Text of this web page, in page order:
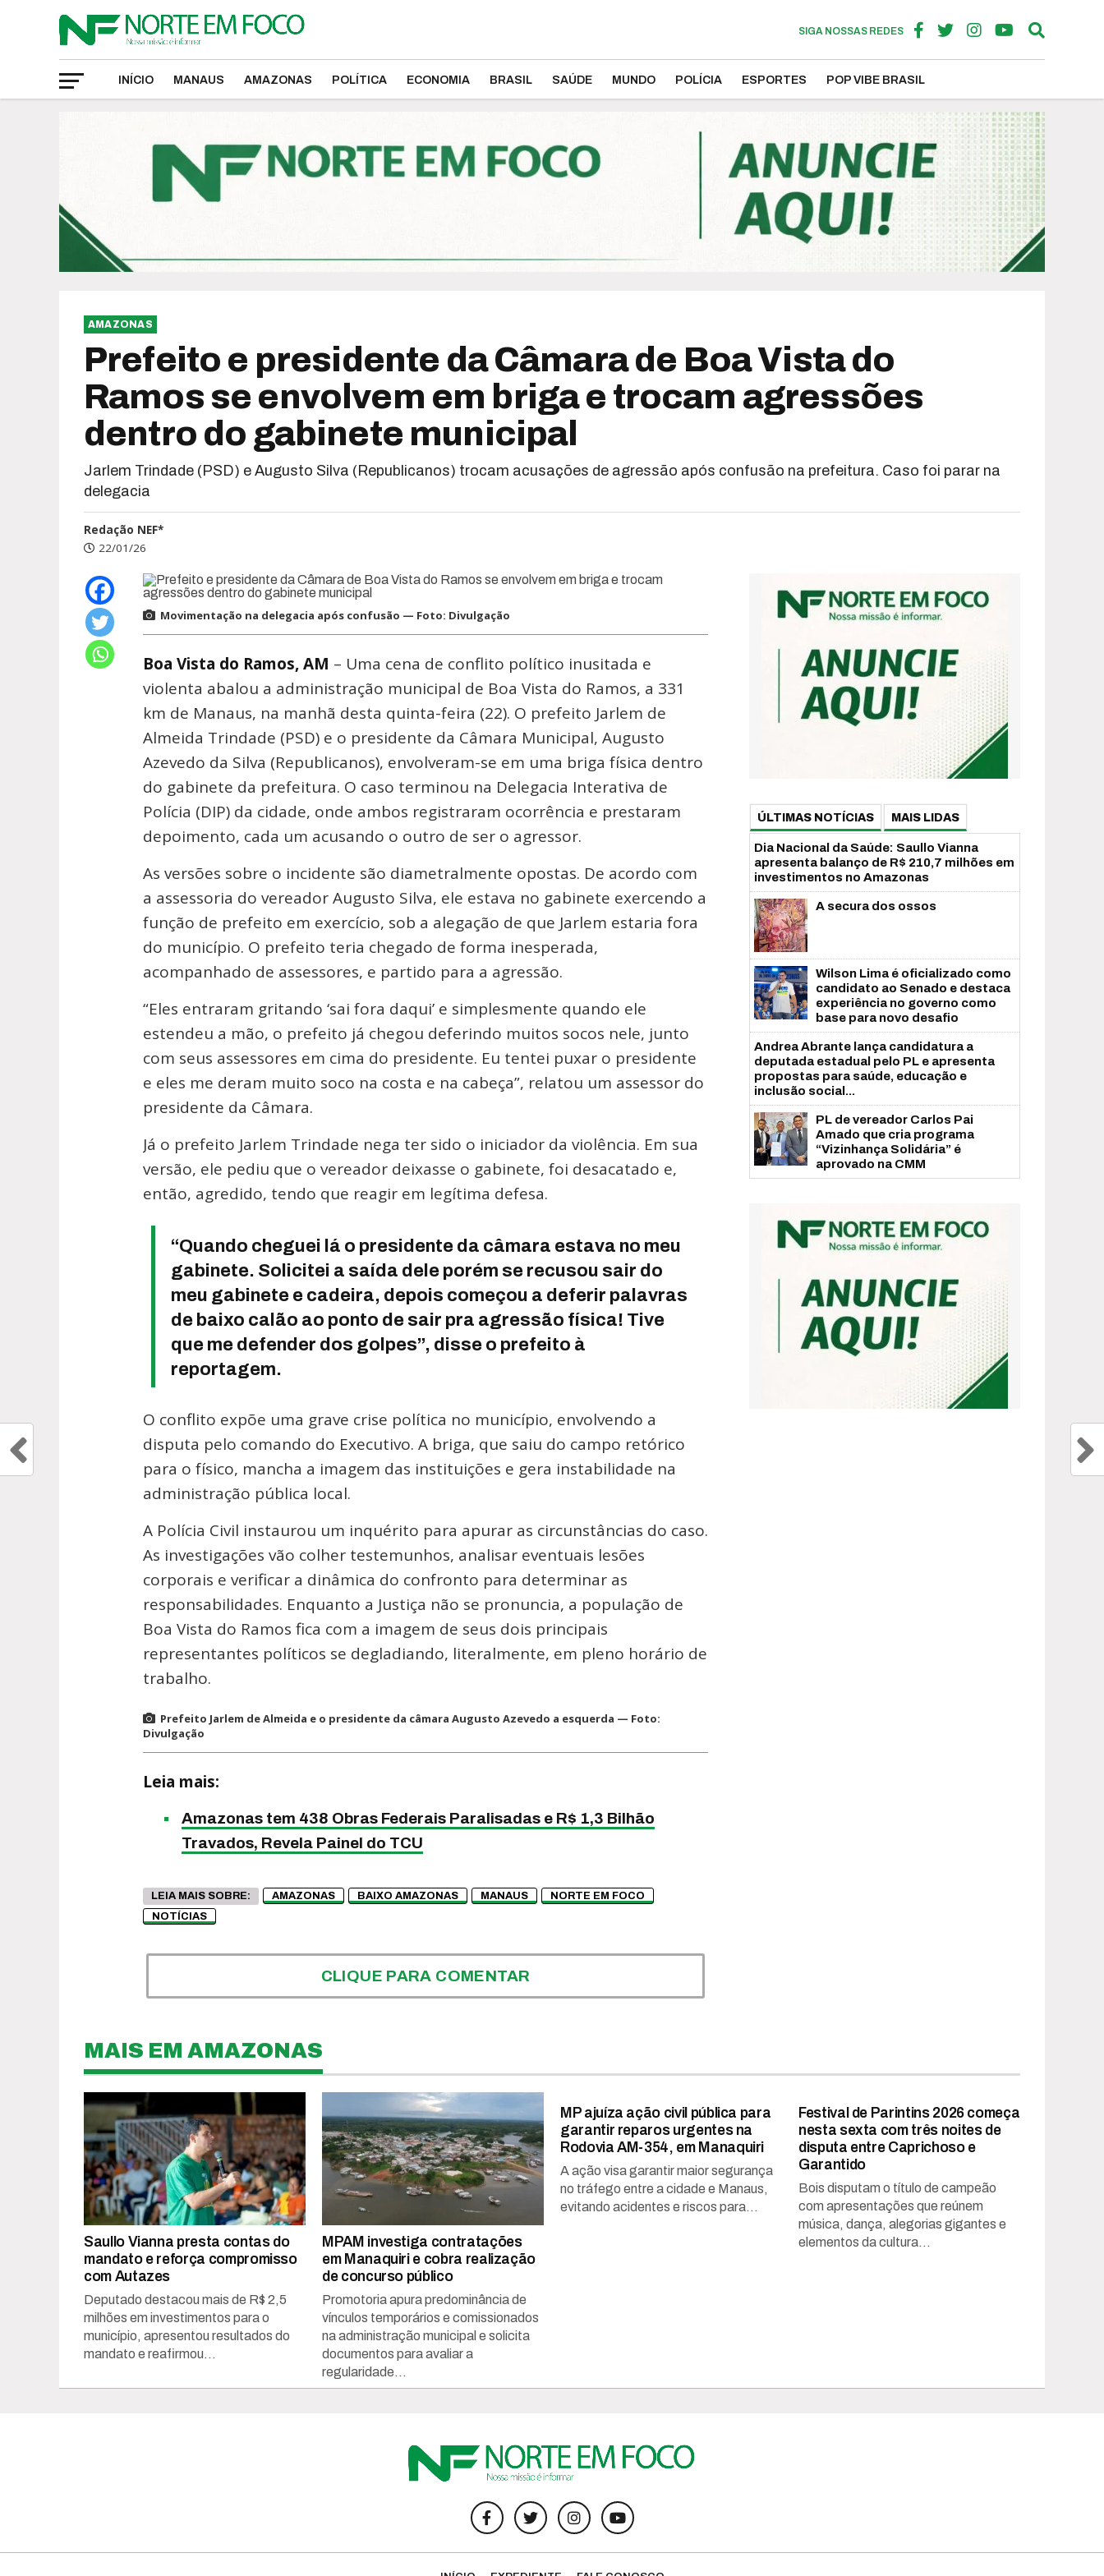
SIGA NOSSAS REDES
INÍCIO MANAUS AMAZONAS POLÍTICA ECONOMIA BRASIL SAÚDE MUNDO POLÍCIA ESPORTES POP VIBE BRASIL
AMAZONAS
Prefeito e presidente da Câmara de Boa Vista do
Ramos se envolvem em briga e trocam agressões
dentro do gabinete municipal
Jarlem Trindade (PSD) e Augusto Silva (Republicanos) trocam acusações de agressão após confusão na prefeitura. Caso foi parar na
delegacia
Redação NEF*
22/01/26
Movimentação na delegacia após confusão — Foto: Divulgação
Boa Vista do Ramos, AM – Uma cena de conflito político inusitada e
violenta abalou a administração municipal de Boa Vista do Ramos, a 331
km de Manaus, na manhã desta quinta-feira (22). O prefeito Jarlem de
Almeida Trindade (PSD) e o presidente da Câmara Municipal, Augusto
Azevedo da Silva (Republicanos), envolveram-se em uma briga física dentro
do gabinete da prefeitura. O caso terminou na Delegacia Interativa de
Polícia (DIP) da cidade, onde ambos registraram ocorrência e prestaram
depoimento, cada um acusando o outro de ser o agressor.
As versões sobre o incidente são diametralmente opostas. De acordo com
a assessoria do vereador Augusto Silva, ele estava no gabinete exercendo a
função de prefeito em exercício, sob a alegação de que Jarlem estaria fora
do município. O prefeito teria chegado de forma inesperada,
acompanhado de assessores, e partido para a agressão.
“Eles entraram gritando ‘sai fora daqui’ e simplesmente quando ele
estendeu a mão, o prefeito já chegou deferindo muitos socos nele, junto
com seus assessores em cima do presidente. Eu tentei puxar o presidente
e eles me deram muito soco na costa e na cabeça”, relatou um assessor do
presidente da Câmara.
Já o prefeito Jarlem Trindade nega ter sido o iniciador da violência. Em sua
versão, ele pediu que o vereador deixasse o gabinete, foi desacatado e,
então, agredido, tendo que reagir em legítima defesa.
“Quando cheguei lá o presidente da câmara estava no meu
gabinete. Solicitei a saída dele porém se recusou sair do
meu gabinete e cadeira, depois começou a deferir palavras
de baixo calão ao ponto de sair pra agressão física! Tive
que me defender dos golpes”, disse o prefeito à
reportagem.
O conflito expõe uma grave crise política no município, envolvendo a
disputa pelo comando do Executivo. A briga, que saiu do campo retórico
para o físico, mancha a imagem das instituições e gera instabilidade na
administração pública local.
A Polícia Civil instaurou um inquérito para apurar as circunstâncias do caso.
As investigações vão colher testemunhos, analisar eventuais lesões
corporais e verificar a dinâmica do confronto para determinar as
responsabilidades. Enquanto a Justiça não se pronuncia, a população de
Boa Vista do Ramos fica com a imagem de seus dois principais
representantes políticos se degladiando, literalmente, em pleno horário de
trabalho.
Prefeito Jarlem de Almeida e o presidente da câmara Augusto Azevedo a esquerda — Foto:
Divulgação
Leia mais:
Amazonas tem 438 Obras Federais Paralisadas e R$ 1,3 Bilhão
Travados, Revela Painel do TCU
LEIA MAIS SOBRE: AMAZONAS BAIXO AMAZONAS MANAUS
NORTE EM FOCO
NOTÍCIAS
CLIQUE PARA COMENTAR
ÚLTIMAS NOTÍCIAS MAIS LIDAS
Dia Nacional da Saúde: Saullo Vianna
apresenta balanço de R$ 210,7 milhões em
investimentos no Amazonas
A secura dos ossos
Wilson Lima é oficializado como
candidato ao Senado e destaca
experiência no governo como
base para novo desafio
Andrea Abrante lança candidatura a
deputada estadual pelo PL e apresenta
propostas para saúde, educação e
inclusão social...
PL de vereador Carlos Pai
Amado que cria programa
“Vizinhança Solidária” é
aprovado na CMM
MAIS EM AMAZONAS
Saullo Vianna presta contas do
mandato e reforça compromisso
com Autazes
Deputado destacou mais de R$ 2,5
milhões em investimentos para o
município, apresentou resultados do
mandato e reafirmou...
MPAM investiga contratações
em Manaquiri e cobra realização
de concurso público
Promotoria apura predominância de
vínculos temporários e comissionados
na administração municipal e solicita
documentos para avaliar a
regularidade...
MP ajuíza ação civil pública para
garantir reparos urgentes na
Rodovia AM-354, em Manaquiri
A ação visa garantir maior segurança
no tráfego entre a cidade e Manaus,
evitando acidentes e riscos para...
Festival de Parintins 2026 começa
nesta sexta com três noites de
disputa entre Caprichoso e
Garantido
Bois disputam o título de campeão
com apresentações que reúnem
música, dança, alegorias gigantes e
elementos da cultura...